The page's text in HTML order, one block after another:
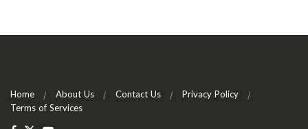
Home About Us Contact Us
Privacy Policy
Terms of Services